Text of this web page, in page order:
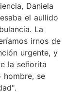
Daniela
el aullido
La
irnos de
urgente, y
la señorita
hombre, se